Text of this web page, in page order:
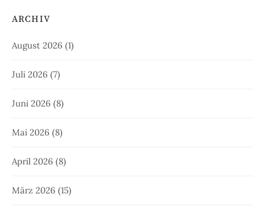
ARCHIV
August 2026 (1)
Juli 2026 (7)
Juni 2026 (8)
Mai 2026 (8)
April 2026 (8)
März 2026 (15)